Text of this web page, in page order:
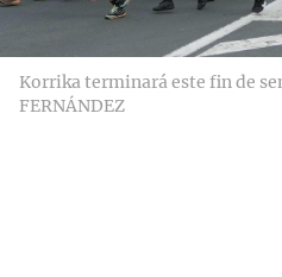
Korrika terminará este fin de
FERNÁNDEZ